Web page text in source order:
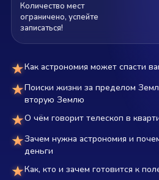
Количество мест
ограничено, успейте
записаться!
Как астрономия может спасти
Поиски жизни за пределом
вторую Землю
О чём говорит телескоп в
Зачем нужна астрономия и
деньги
Как, кто и зачем готовится к